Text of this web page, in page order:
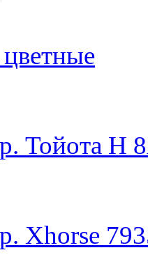
Toйота H
Xhorse